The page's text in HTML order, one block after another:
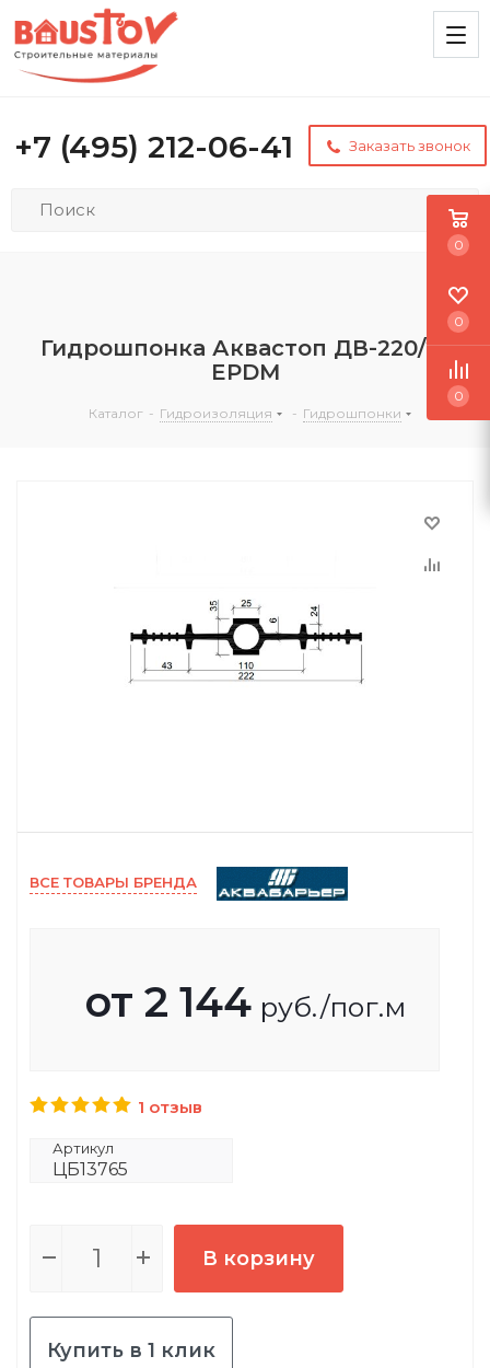
+7 (495) 212-06-41 Заказать звонок
Гидрошпонка Аквастоп ДВ-220/25
EPDM
Каталог - Гидроизоляция - Гидрошпонки
ВСЕ ТОВАРЫ БРЕНДА
от 2 144 руб./пог.м
1 отзыв
Артикул
ЦБ13765
В корзину
Купить в 1 клик
0
0
0